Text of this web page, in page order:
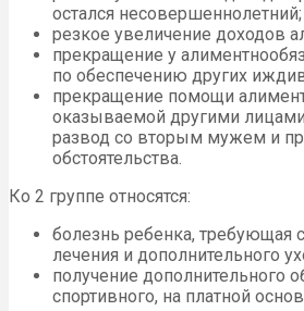
остался несовершеннолетний;
резкое увеличение доходов
прекращение у
по обеспечению других
прекращение помощи
оказываемой другими
развод со вторым мужем и
обстоятельства.
Ко 2 группе относятся:
болезнь ребенка, требующая
лечения и дополнительного
получение дополнительного
спортивного, на платной